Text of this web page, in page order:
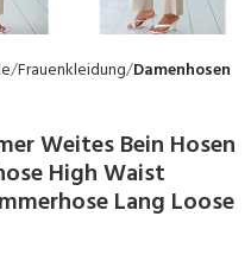
Frauenkleidung Damenhosen
Weites Bein Hosen
High Waist
Lang Loose